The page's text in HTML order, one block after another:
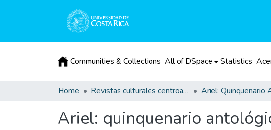
Communities & Collections All of DSpace Statistics
Home Revistas culturales centroamericanas
Ariel: quinquenario